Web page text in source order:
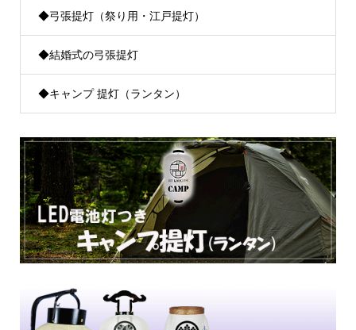
◆弓張提灯（祭り用・江戸提灯）
◆結婚式の弓張提灯
◆キャンプ 提灯（ランタン）